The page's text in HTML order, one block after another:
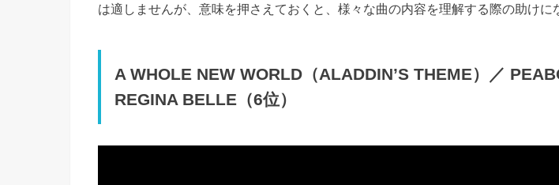
は適しませんが、意味を押さえておくと、様々な曲の内容を理解する際の助けに
A WHOLE NEW WORLD（ALADDIN’S THEME）／
REGINA BELLE（6位）